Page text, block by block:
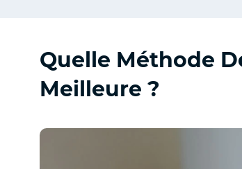
Quelle Méthode
Meilleure ?